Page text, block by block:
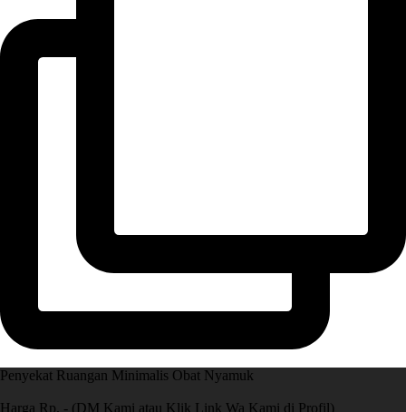
Penyekat Ruangan Minimalis Obat Nyamuk
Harga Rp. - (DM Kami atau Klik Link Wa Kami di Profil)